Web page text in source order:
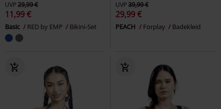
UVP29,99 €
11,99 €
Basic RED by EMP Bikini-Set
UVP39,99 €
29,99 €
PEACH Forplay Badekleid